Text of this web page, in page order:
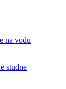
na vodu
studne